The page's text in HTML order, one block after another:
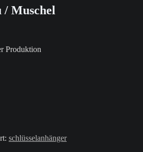
/ Muschel
Produktion
schlüsselanhänger